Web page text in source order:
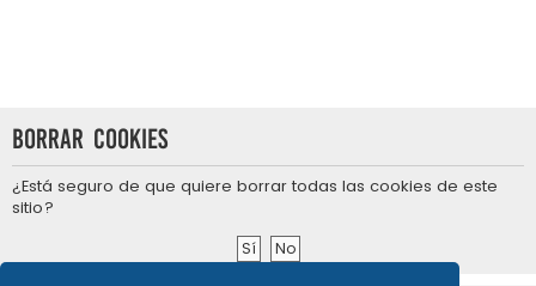
Borrar cookies
¿Está seguro de que quiere borrar todas las cookies de este
sitio?